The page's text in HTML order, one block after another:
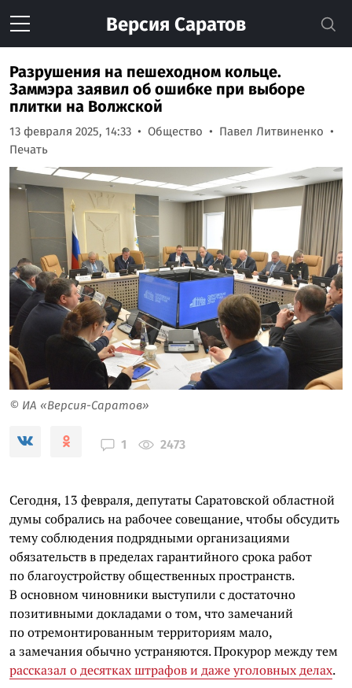
Версия Саратов
Разрушения на пешеходном кольце.
Заммэра заявил об ошибке при выборе
плитки на Волжской
13 февраля 2025, 14:33 Общество
Павел Литвиненко
Печать
© ИА «Версия-Саратов»
1 2473
Сегодня, 13 февраля, депутаты Саратовской областной
думы собрались на рабочее совещание, чтобы обсудить
тему соблюдения подрядными организациями
обязательств в пределах гарантийного срока работ
по благоустройству общественных пространств.
В основном чиновники выступили с достаточно
позитивными докладами о том, что замечаний
по отремонтированным территориям мало,
а замечания обычно устраняются. Прокурор между тем
рассказал о десятках штрафов и даже уголовных делах.